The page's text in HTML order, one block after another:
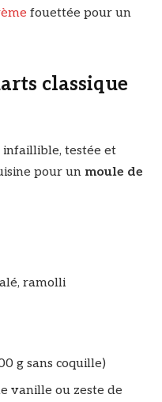
fouettée pour un
classique
testée et
pour un moule de
ramolli
g sans coquille)
vanille ou zeste de